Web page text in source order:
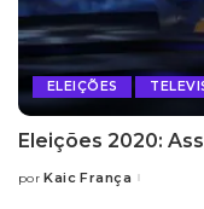
ELEIÇÕES
Eleições 2020:
Posted
por Kaic França